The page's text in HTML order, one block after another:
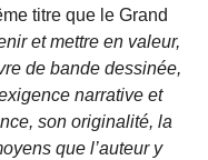
titre que le Grand
et mettre en valeur,
de bande dessinée,
narrative et
son originalité, la
que l’auteur y